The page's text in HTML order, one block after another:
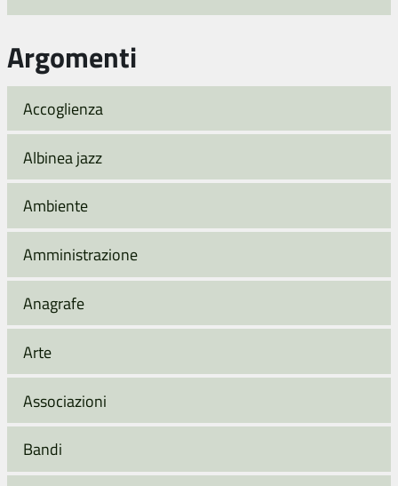
Argomenti
Accoglienza
Albinea jazz
Ambiente
Amministrazione
Anagrafe
Arte
Associazioni
Bandi